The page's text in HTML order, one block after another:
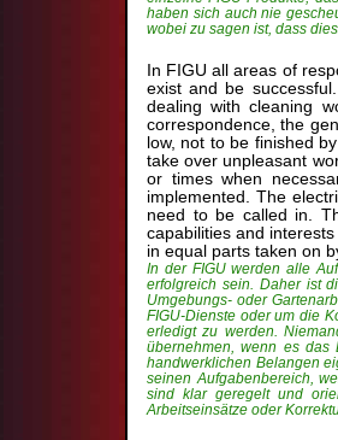
haben sich auch nie
wobei zu sagen ist, dass
In FIGU all areas of
exist and be
dealing with cleaning
correspondence, the
low, not to be finished
take over unpleasant
or times when
implemented. The
need to be called in.
capabilities and
in equal parts taken on
In der FIGU werden alle
erfolgreich sein. Daher ist
Umgebungs- oder
FIGU-Dienste oder um die
erledigt zu werden.
übernehmen, wenn es das
handwerklichen Belangen
seinen Aufgabenbereich,
sind klar geregelt und
Arbeitseinsätze oder